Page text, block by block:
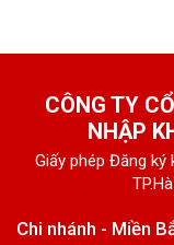
CÔNG TY
NHẬP
Giấy phép Đăng
Chi nhánh - Miền